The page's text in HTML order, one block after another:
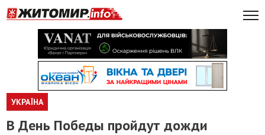
УКРАЇНА
В День Победы пройдут дожди